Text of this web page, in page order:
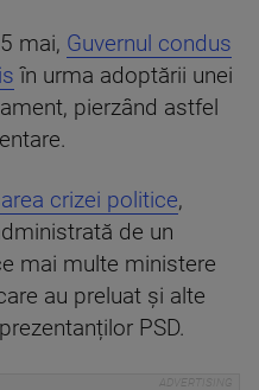
mai, Guvernul condus
în urma adoptării unei
pierzând astfel
crizei politice,
de un
mai multe ministere
au preluat și alte
PSD.